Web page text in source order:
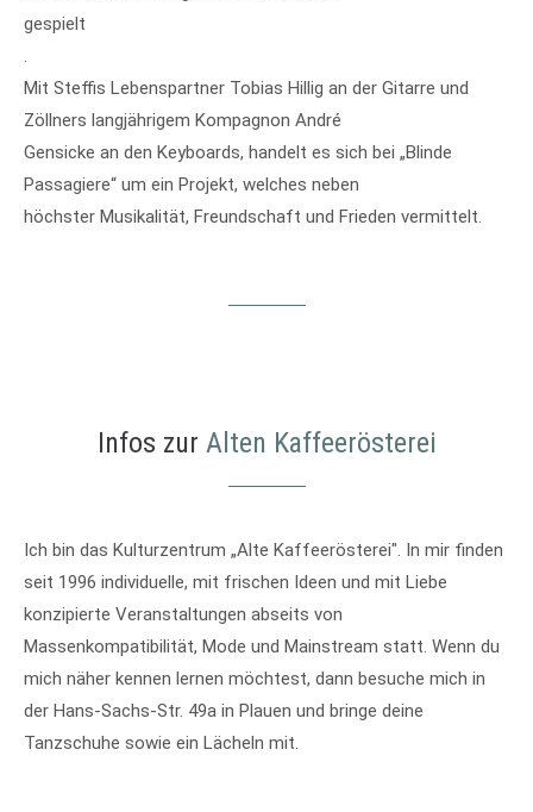
gespielt
.
Mit Steffis Lebenspartner Tobias Hillig an der Gitarre und
Zöllners langjährigem Kompagnon André
Gensicke an den Keyboards, handelt es sich bei „Blinde
Passagiere“ um ein Projekt, welches neben
höchster Musikalität, Freundschaft und Frieden vermittelt.
Infos zur Alten Kaffeerösterei
Ich bin das Kulturzentrum „Alte Kaffeerösterei". In mir finden
seit 1996 individuelle, mit frischen Ideen und mit Liebe
konzipierte Veranstaltungen abseits von
Massenkompatibilität, Mode und Mainstream statt. Wenn du
mich näher kennen lernen möchtest, dann besuche mich in
der Hans-Sachs-Str. 49a in Plauen und bringe deine
Tanzschuhe sowie ein Lächeln mit.